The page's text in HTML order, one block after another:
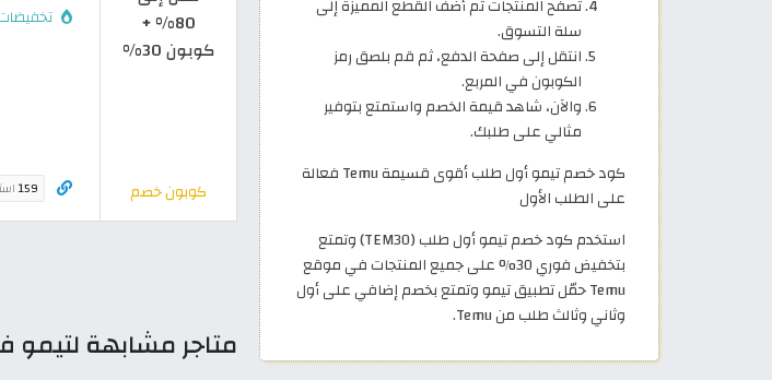
80% +
كوبون 30%
كوبون خصم 159
متاجر مشابهة
تصفح المنتجات ثم أضف القطع المميزة إلى
سلة التسوق.
انتقل إلى صفحة الدفع، ثم قم بلصق رمز
الكوبون في المربع.
والآن، شاهد قيمة الخصم واستمتع بتوفير
مثالي على طلبك.
كود خصم تيمو أول طلب أقوى قسيمة Temu فعالة
على الطلب الأول
استخدم كود خصم تيمو أول طلب (TEM30) وتمتع
بتخفيض فوري 30% على جميع المنتجات في موقع
Temu حمّل تطبيق تيمو وتمتع بخصم إضافي على أول
وثاني وثالث طلب من Temu.